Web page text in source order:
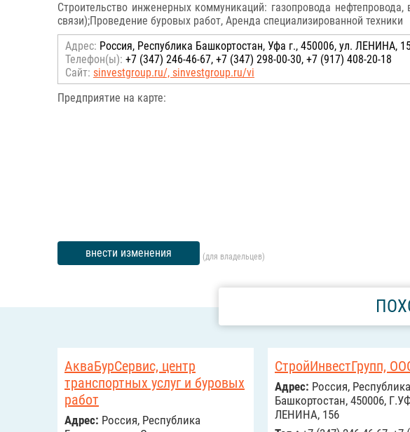
Строительство инженерных коммуникаций: газопровода
связи);Проведение буровых работ, Аренда специализированной техники
Адрес: Россия, Республика Башкортостан, Уфа г., 450006, ул. ЛЕНИНА,
Телефон(ы): +7 (347) 246-46-67, +7 (347) 298-00-30, +7 (917) 408-20-18
Сайт: sinvestgroup.ru/, sinvestgroup.ru/vi
Предприятие на карте:
внести изменения (для владельцев)
АкваБурСервис, центр
транспортных услуг и буровых
работ
Адрес: Россия, Республика
СтройИнвестГрупп,
Адрес: Россия, Республика
Башкортостан, 450006,
ЛЕНИНА, 156